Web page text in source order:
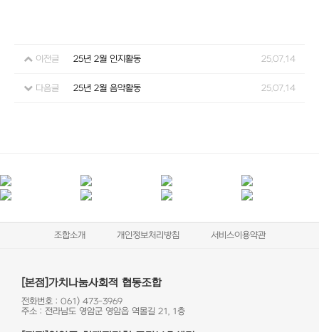
이전글 25년 2월 인지활동 25.07.14
다음글 25년 2월 음악활동 25.07.14
조합소개 개인정보처리방침 서비스이용약관
[본점]가치나눔사회적 협동조합
전화번호 : 061) 473-3969
주소 : 전라남도 영암군 영암읍 역몰길 21, 1층